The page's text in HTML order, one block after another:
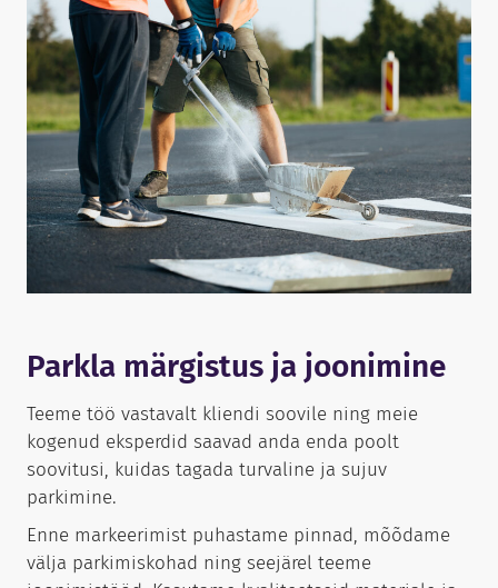
Parkla märgistus ja joonimine
Teeme töö vastavalt kliendi soovile ning meie
kogenud eksperdid saavad anda enda poolt
soovitusi, kuidas tagada turvaline ja sujuv
parkimine.
Enne markeerimist puhastame pinnad, mõõdame
välja parkimiskohad ning seejärel teeme